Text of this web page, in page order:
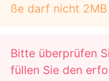
ße darf nicht
Bitte überprüfen
füllen Sie den